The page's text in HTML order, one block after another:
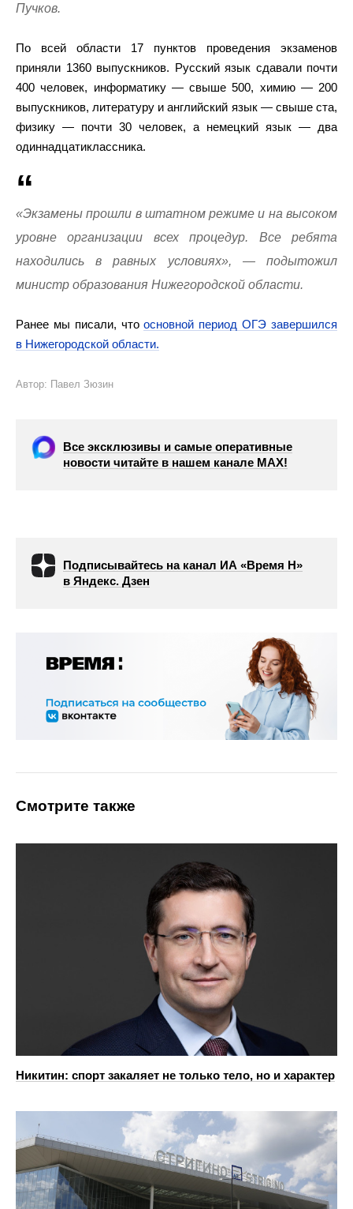
Пучков.
По всей области 17 пунктов проведения экзаменов
приняли 1360 выпускников. Русский язык сдавали почти
400 человек, информатику — свыше 500, химию — 200
выпускников, литературу и английский язык — свыше ста,
физику — почти 30 человек, а немецкий язык — два
одиннадцатиклассника.
«Экзамены прошли в штатном режиме и на высоком
уровне организации всех процедур. Все ребята
находились в равных условиях», — подытожил
министр образования Нижегородской области.
Ранее мы писали, чтоосновной период ОГЭ завершился
в Нижегородской области.
Автор: Павел Зюзин
Все эксклюзивы и самые оперативные
новости читайте в нашем канале МАХ!
Подписывайтесь на канал ИА «Время Н»
в Яндекс. Дзен
Смотрите также
Никитин: спорт закаляет не только тело, но и характер